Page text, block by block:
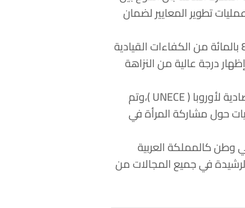
تطوير المعايير لضمان
واستعرضت المقرن الدراسة الثانية من تقرير Pulse” ” الدوري الذي اشارت فيه بأن أداء النساء أفضل في 84 بالمائة من الكفاءات القيادية
درجة عالية من النزاهة
كما عرجت حصة المقرن على مبادرة المعايير المستجيبة للنوع الاجتماعي التابعة للجنة الأمم المتحدة الاقتصادية لأوروبا ( UNECE )،وتم
حول مشاركة المرأة في
وطن كالمملكة العربية
في جميع المجالات من